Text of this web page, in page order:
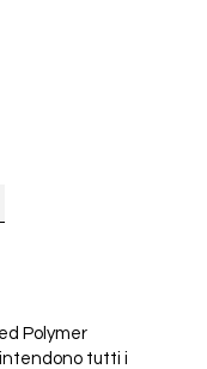
Polymer
tutti i